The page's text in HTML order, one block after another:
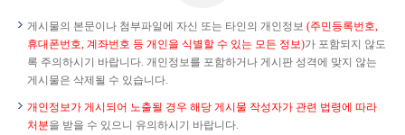
게시물의 본문이나 첨부파일에 자신 또는 타인의 개인정보 (주민등록번호,
휴대폰번호, 계좌번호 등 개인을 식별할 수 있는 모든 정보)가 포함되지 않도
록 주의하시기 바랍니다. 개인정보를 포함하거나 게시판 성격에 맞지 않는
게시물은 삭제될 수 있습니다.
개인정보가 게시되어 노출될 경우 해당 게시물 작성자가 관련 법령에 따라
처분을 받을 수 있으니 유의하시기 바랍니다.